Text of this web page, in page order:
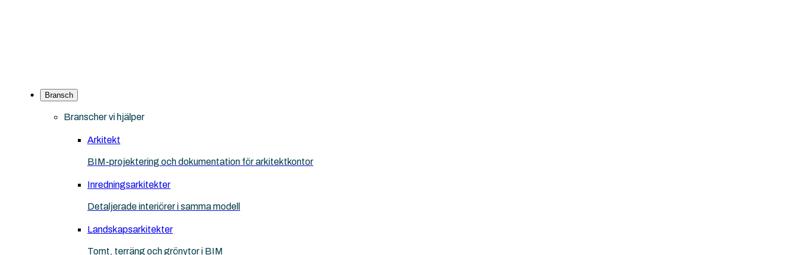
Bransch
Branscher vi hjälper
Arkitekt
BIM-projektering och dokumentation för arkitektkontor
Inredningsarkitekter
Detaljerade interiörer i samma modell
Landskapsarkitekter
Tomt, terräng och grönytor i BIM